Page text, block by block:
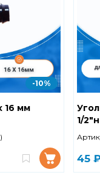
-10%
16 мм
1/
050
45